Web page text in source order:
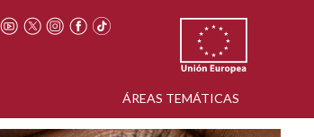
ÁREAS TEMÁTICAS